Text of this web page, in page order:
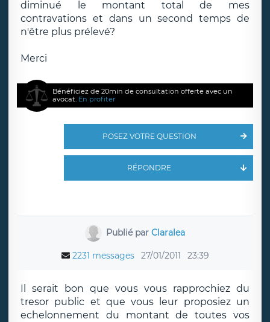
diminué le montant total de mes
contravations et dans un second temps de
n'être plus prélevé?
Merci
Bénéficiez de 20min de consultation offerte avec un
avocat. En profiter
POSEZ VOTRE QUESTION
RÉPONDRE
Publié parClaralea
2231 messages 27/01/2011 23:39
Il serait bon que vous vous rapprochiez du
tresor public et que vous leur proposiez un
echelonnement du montant de toutes vos